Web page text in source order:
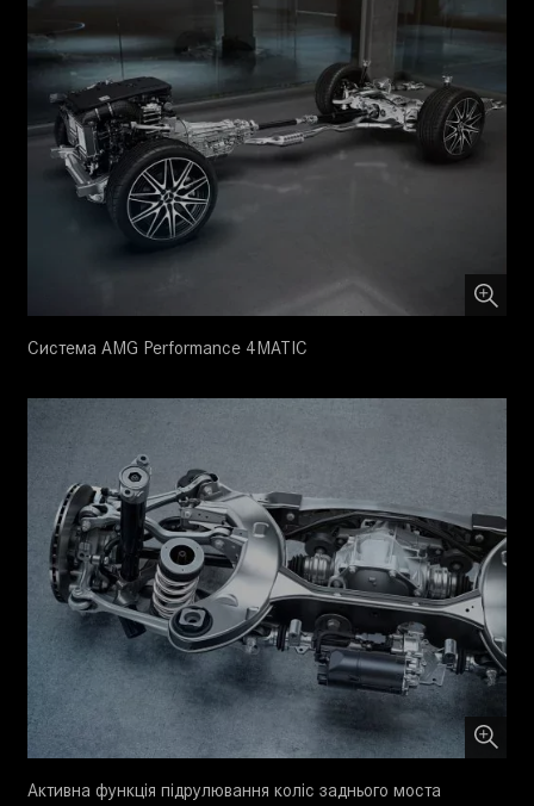
Система AMG Performance 4MATIC
Активна функція підрулювання коліс заднього моста